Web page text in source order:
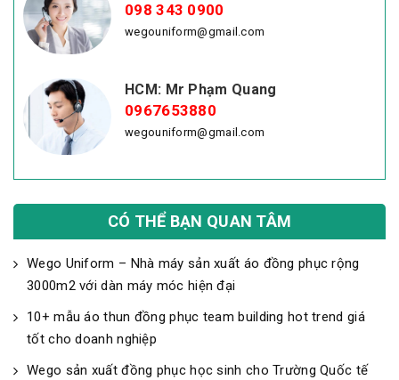
098 343 0900
wegouniform@gmail.com
HCM: Mr Phạm Quang
0967653880
wegouniform@gmail.com
CÓ THỂ BẠN QUAN TÂM
Wego Uniform – Nhà máy sản xuất áo đồng phục rộng
3000m2 với dàn máy móc hiện đại
10+ mẫu áo thun đồng phục team building hot trend giá
tốt cho doanh nghiệp
Wego sản xuất đồng phục học sinh cho Trường Quốc tế